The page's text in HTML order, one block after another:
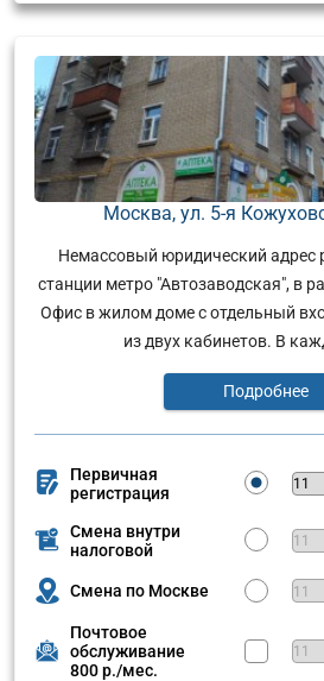
Москва, ул. 5-я
Немассовый юридический адрес
станции метро "Автозаводская", в
Офис в жилом доме с отдельный
из двух кабинетов. В
Подробнее
Первичная
регистрация
Смена внутри
налоговой
Смена по Москве
Почтовое
обслуживание
800 р./мес.